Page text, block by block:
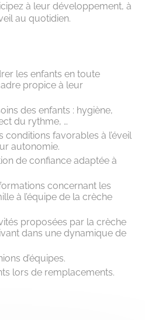
à leur développement, à
au quotidien.
les enfants en toute
propice à leur
des enfants : hygiène,
du rythme, …
conditions favorables à l’éveil
autonomie.
de confiance adaptée à
concernant les
à l’équipe de la crèche
proposées par la crèche
dans une dynamique de
d’équipes.
lors de remplacements.